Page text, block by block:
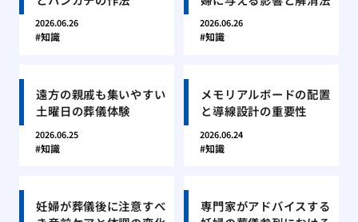
2026.06.26
知識
2026.06.26
知識
遠方の親戚も集いやすい
土曜日の葬儀体験
2026.06.25
知識
メモリアルボードの配置
と導線設計の重要性
2026.06.24
知識
妊婦が葬儀後に注意すべ
専門家がアドバイスする